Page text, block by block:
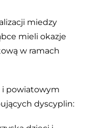
miedzy
mieli okazje
w ramach
i powiatowym
dyscyplin: